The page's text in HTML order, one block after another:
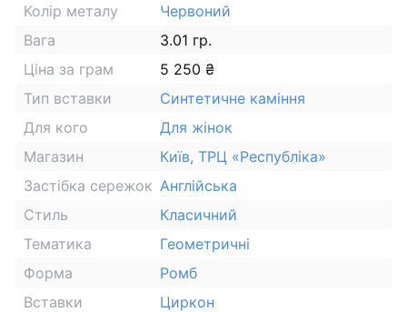
Колір металу
Червоний
Вага
3.01 гр.
Ціна за грам
5 250 ₴
Тип вставки
Синтетичне каміння
Для кого
Для жінок
Магазин
Київ, ТРЦ «Республіка»
Застібка сережок Англійська
Стиль
Класичний
Тематика
Геометричні
Форма
Ромб
Вставки
Циркон